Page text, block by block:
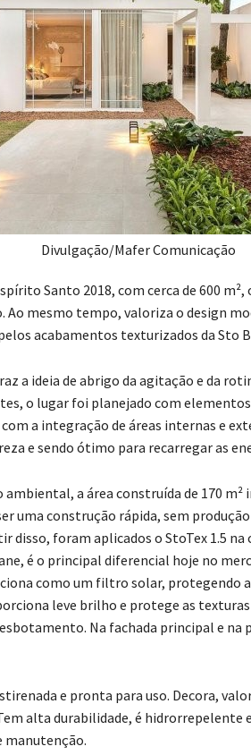
Divulgação/Mafer Comunicação
Santo 2018, com cerca de 600
Ao mesmo tempo, valoriza o design
acabamentos texturizados da Sto
a ideia de abrigo da agitação e da
o lugar foi planejado com elementos
a integração de áreas internas e
e sendo ótimo para recarregar as
a área construída de 170
uma construção rápida, sem
disso, foram aplicados o StoTex 1.5
é o principal diferencial hoje no
como um filtro solar, protegendo
leve brilho e protege as
Na fachada principal e na
e pronta para uso. Decora,
alta durabilidade, é hidrorrepelente
manutenção.